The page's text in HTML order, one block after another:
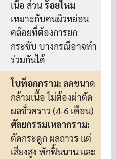
เนื้อ ส่วน ร้อยไหม
เหมาะกับคนผิวหย่อน
คล้อยที่ต้องการยก
กระชับ บางกรณีอาจทำ
ร่วมกันได้
โบท็อกกราม: ลดขนาด
กล้ามเนื้อ ไม่ต้องผ่าตัด
ผลชั่วคราว (4-6 เดือน)
ศัลยกรรมเหลากราม:
ตัดกระดูก ผลถาวร แต่
เสี่ยงสูง พักฟื้นนาน และ